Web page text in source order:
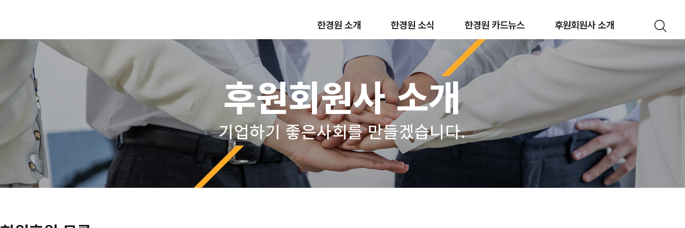
한경원 소개 한경원 소식 한경원 카드뉴스 후원회원사 소개
후원회원사 소개
기업하기 좋은사회를 만들겠습니다.